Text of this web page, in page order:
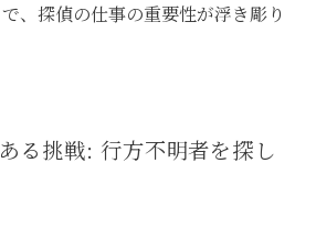
、探偵の仕事の重要性が浮き彫り
る挑戦: 行方不明者を探し